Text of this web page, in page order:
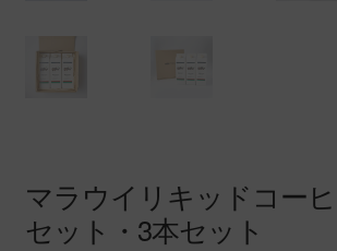
マラウイリキッドコー
セット・3本セット